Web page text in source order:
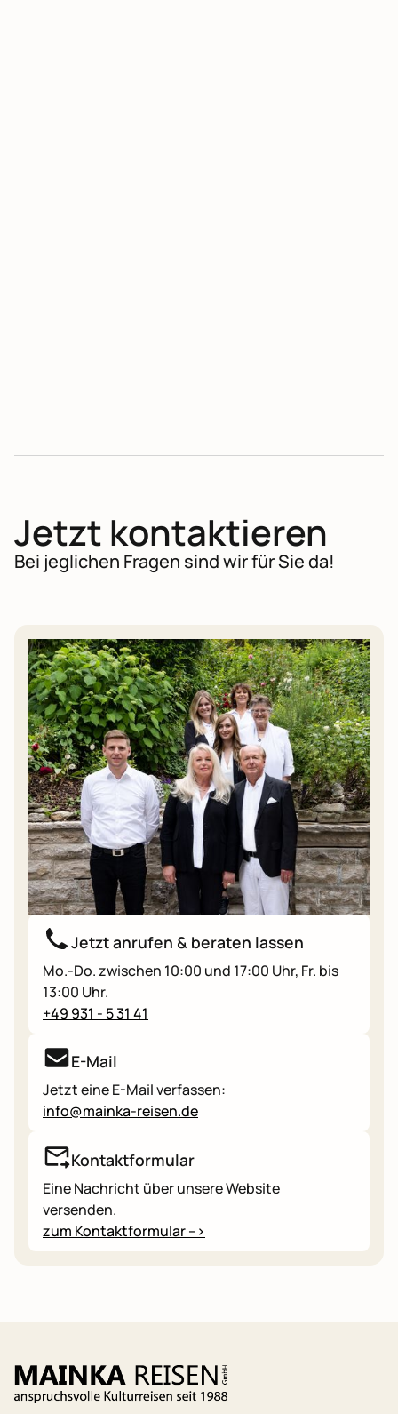
Jetzt kontaktieren
Bei jeglichen Fragen sind wir für Sie da!
Jetzt anrufen & beraten lassen
Mo.-Do. zwischen 10:00 und 17:00 Uhr, Fr. bis
13:00 Uhr.
+49 931 - 5 31 41
E-Mail
Jetzt eine E-Mail verfassen:
info@mainka-reisen.de
Kontaktformular
Eine Nachricht über unsere Website
versenden.
zum Kontaktformular -->